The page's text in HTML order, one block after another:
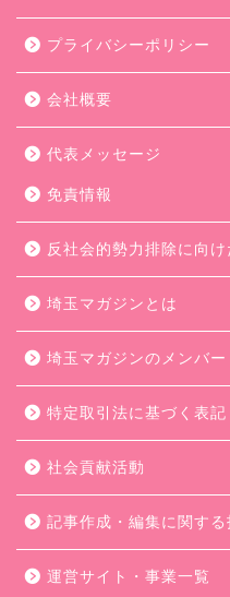
プライバシーポリシー
会社概要
代表メッセージ
免責情報
反社会的勢力排除に向
埼玉マガジンとは
埼玉マガジンのメンバ
特定取引法に基づく表記
社会貢献活動
記事作成・編集に関す
運営サイト・事業一覧